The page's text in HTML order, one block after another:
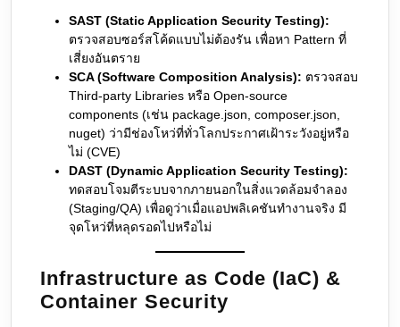
SAST (Static Application Security Testing):
ตรวจสอบซอร์สโค้ดแบบไม่ต้องรัน เพื่อหา Pattern ที่
เสี่ยงอันตราย
SCA (Software Composition Analysis): ตรวจสอบ
Third-party Libraries หรือ Open-source
components (เช่น package.json, composer.json,
nuget) ว่ามีช่องโหว่ที่ทั่วโลกประกาศเฝ้าระวังอยู่หรือ
ไม่ (CVE)
DAST (Dynamic Application Security Testing):
ทดสอบโจมตีระบบจากภายนอกในสิ่งแวดล้อมจำลอง
(Staging/QA) เพื่อดูว่าเมื่อแอปพลิเคชันทำงานจริง มี
จุดโหว่ที่หลุดรอดไปหรือไม่
Infrastructure as Code (IaC) &
Container Security